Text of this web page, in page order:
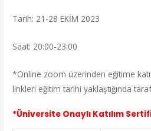
Tarih: 21-28 EKİM 2023
Saat: 20:00-23:00
*Online zoom üzerinden eğitime
linkleri eğitim tarihi yaklaştığında
*Üniversite Onaylı Katılım